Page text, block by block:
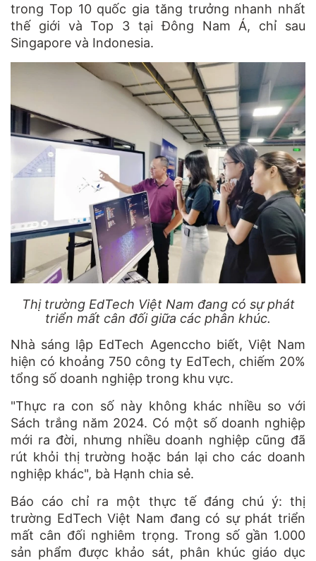
trong Top 10 quốc gia tăng trưởng nhanh nhất
thế giới và Top 3 tại Đông Nam Á, chỉ sau
Singapore và Indonesia.
Thị trường EdTech Việt Nam đang có sự phát
triển mất cân đối giữa các phân khúc.
Nhà sáng lập EdTech Agenccho biết, Việt Nam
hiện có khoảng 750 công ty EdTech, chiếm 20%
tổng số doanh nghiệp trong khu vực.
"Thực ra con số này không khác nhiều so với
Sách trắng năm 2024. Có một số doanh nghiệp
mới ra đời, nhưng nhiều doanh nghiệp cũng đã
rút khỏi thị trường hoặc bán lại cho các doanh
nghiệp khác", bà Hạnh chia sẻ.
Báo cáo chỉ ra một thực tế đáng chú ý: thị
trường EdTech Việt Nam đang có sự phát triển
mất cân đối nghiêm trọng. Trong số gần 1.000
sản phẩm được khảo sát, phân khúc giáo dục